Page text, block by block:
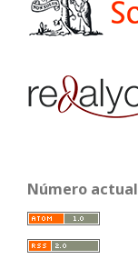
Número actual